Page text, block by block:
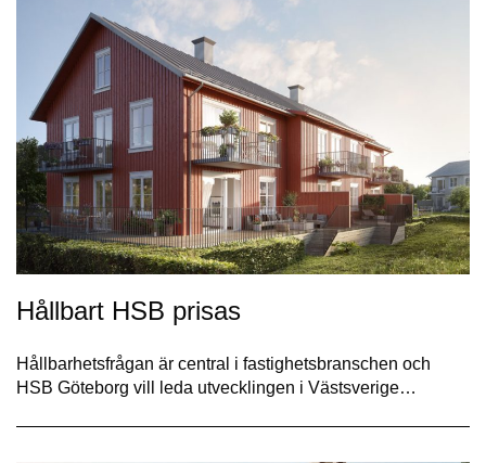
Hållbart HSB prisas
Hållbarhetsfrågan är central i fastighetsbranschen och
HSB Göteborg vill leda utvecklingen i Västsverige…